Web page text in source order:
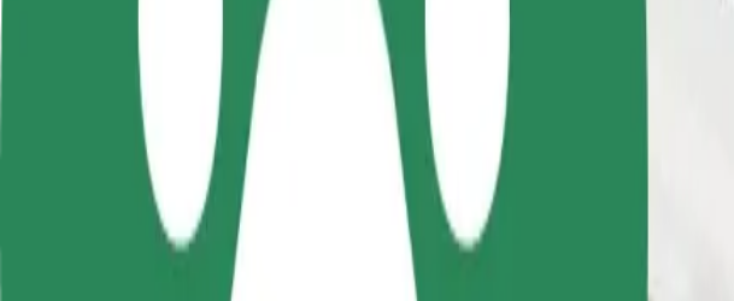
Galeria Warmińska
Olsztyn Główny
Praticité et confort, en quelques clics !
Trajets fiables dans des voitures classiques de taille moyenne.